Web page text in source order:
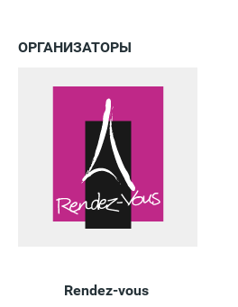
ОРГАНИЗАТОРЫ
Rendez-vous